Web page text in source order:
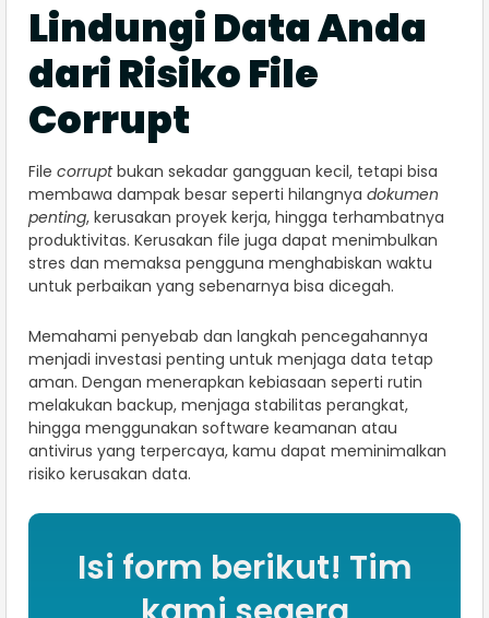
Lindungi Data Anda
dari Risiko File
Corrupt
File corruptbukan sekadar gangguan kecil, tetapi bisa
membawa dampak besar seperti hilangnya dokumen
penting, kerusakan proyek kerja, hingga terhambatnya
produktivitas. Kerusakan file juga dapat menimbulkan
stres dan memaksa pengguna menghabiskan waktu
untuk perbaikan yang sebenarnya bisa dicegah.
Memahami penyebab dan langkah pencegahannya
menjadi investasi penting untuk menjaga data tetap
aman. Dengan menerapkan kebiasaan seperti rutin
melakukan backup, menjaga stabilitas perangkat,
hingga menggunakan software keamanan atau
antivirus yang terpercaya, kamu dapat meminimalkan
risiko kerusakan data.
Isi form berikut! Tim